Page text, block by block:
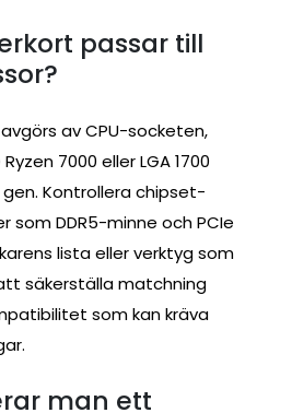
passar till
av CPU-socketen,
7000 eller LGA 1700
gen. Kontrollera chipset-
som DDR5-minne och PCIe
lista eller verktyg som
säkerställa matchning
som kan kräva
man ett